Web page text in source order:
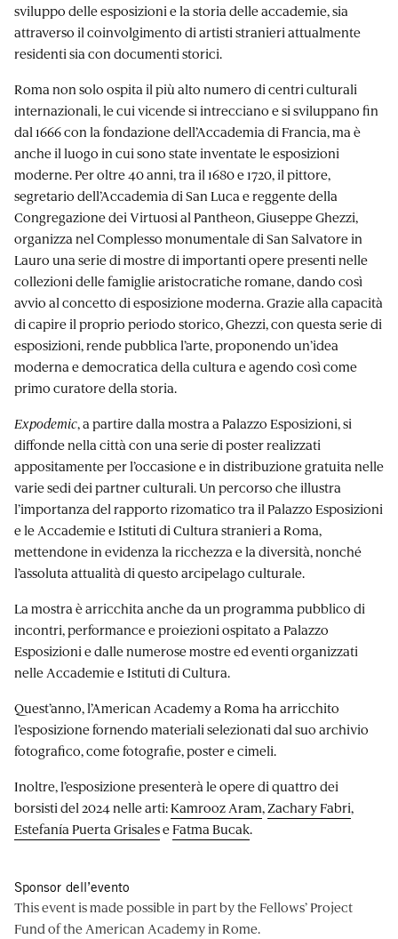
sviluppo delle esposizioni e la storia delle accademie, sia
attraverso il coinvolgimento di artisti stranieri attualmente
residenti sia con documenti storici.
Roma non solo ospita il più alto numero di centri culturali
internazionali, le cui vicende si intrecciano e si sviluppano fin
dal 1666 con la fondazione dell’Accademia di Francia, ma è
anche il luogo in cui sono state inventate le esposizioni
moderne. Per oltre 40 anni, tra il 1680 e 1720, il pittore,
segretario dell’Accademia di San Luca e reggente della
Congregazione dei Virtuosi al Pantheon, Giuseppe Ghezzi,
organizza nel Complesso monumentale di San Salvatore in
Lauro una serie di mostre di importanti opere presenti nelle
collezioni delle famiglie aristocratiche romane, dando così
avvio al concetto di esposizione moderna. Grazie alla capacità
di capire il proprio periodo storico, Ghezzi, con questa serie di
esposizioni, rende pubblica l’arte, proponendo un’idea
moderna e democratica della cultura e agendo così come
primo curatore della storia.
Expodemic, a partire dalla mostra a Palazzo Esposizioni, si
diffonde nella città con una serie di poster realizzati
appositamente per l’occasione e in distribuzione gratuita nelle
varie sedi dei partner culturali. Un percorso che illustra
l’importanza del rapporto rizomatico tra il Palazzo Esposizioni
e le Accademie e Istituti di Cultura stranieri a Roma,
mettendone in evidenza la ricchezza e la diversità, nonché
l’assoluta attualità di questo arcipelago culturale.
La mostra è arricchita anche da un programma pubblico di
incontri, performance e proiezioni ospitato a Palazzo
Esposizioni e dalle numerose mostre ed eventi organizzati
nelle Accademie e Istituti di Cultura.
Quest’anno, l’American Academy a Roma ha arricchito
l’esposizione fornendo materiali selezionati dal suo archivio
fotografico, come fotografie, poster e cimeli.
Inoltre, l’esposizione presenterà le opere di quattro dei
borsisti del 2024 nelle arti:Kamrooz Aram, Zachary Fabri,
Estefanía Puerta GrisaleseFatma Bucak.
Sponsor dell’evento
This event is made possible in part by the Fellows’ Project
Fund of the American Academy in Rome.